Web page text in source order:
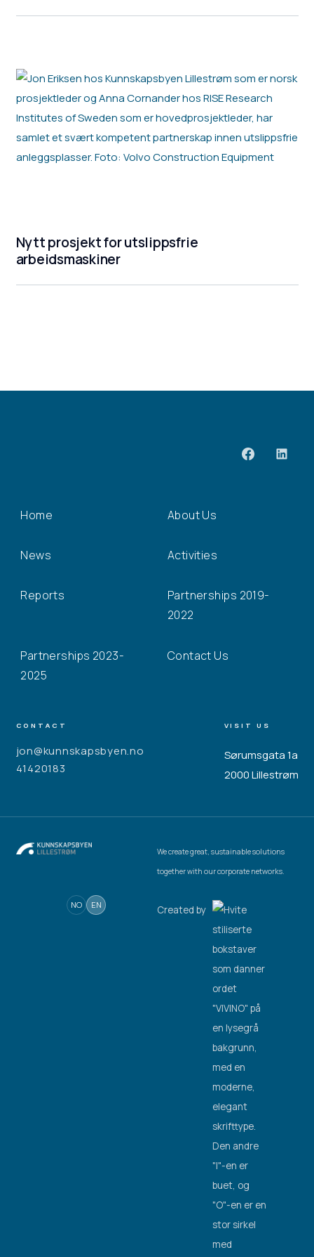
Nytt prosjekt for utslippsfrie
arbeidsmaskiner
Home About Us
News Activities
Reports
Partnerships 2019-
2022
Partnerships 2023-
2025
Contact Us
CONTACT
jon@kunnskapsbyen.no
41420183
VISIT US
Sørumsgata 1a
2000 Lillestrøm
We create great, sustainable solutions
together with our corporate networks.
NO EN Created by